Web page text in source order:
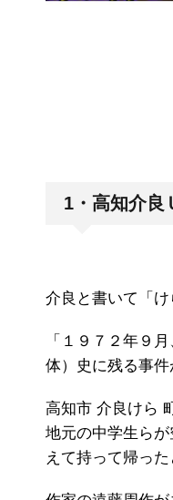
1・高知介良
介良と書いて「け
「１９７２年９
体）史に残る事件
高知市 介良けら
地元の中学生ら
えて持って帰った